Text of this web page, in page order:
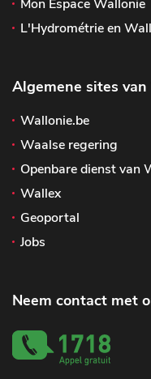
Mon Espace Wallonie
L'Hydrométrie en
Algemene sites
Wallonie.be
Waalse regering
Openbare dienst van
Wallex
Geoportal
Jobs
Neem contact met